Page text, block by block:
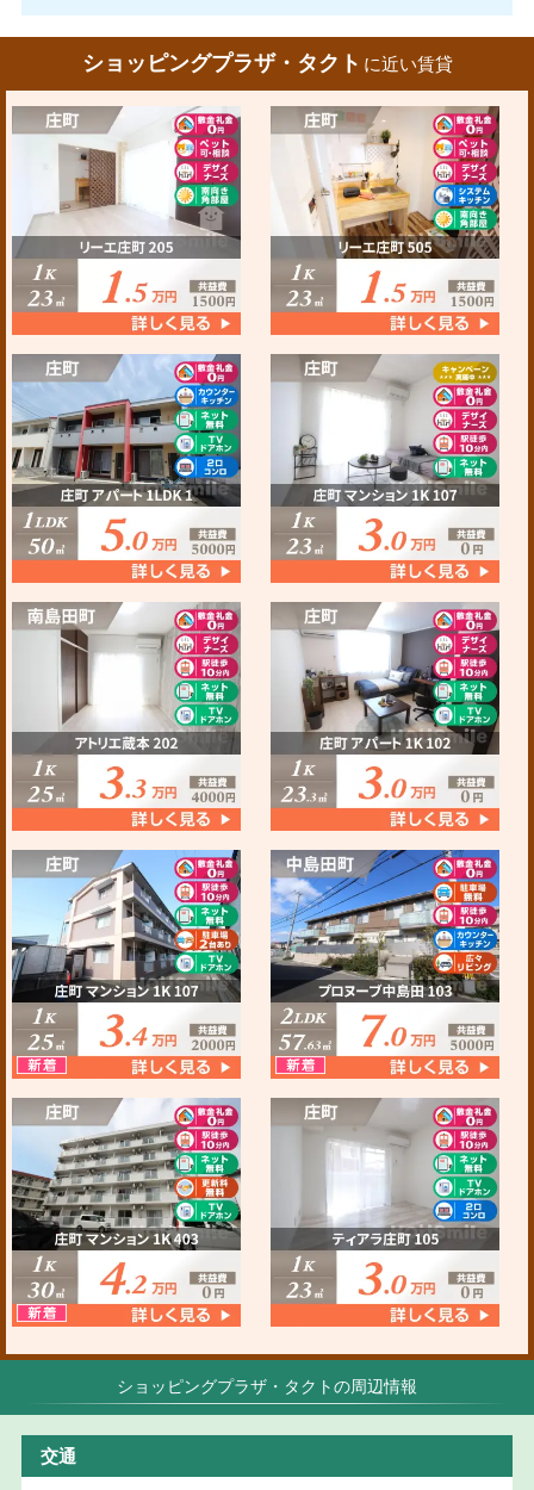
ショッピングプラザ・タクト に近い賃貸
ショッピングプラザ・タクトの周辺情報
交通